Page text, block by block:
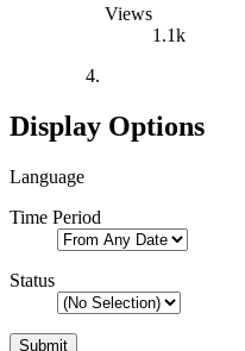
Views
1.1k
Display Options
Language
Time Period
Status